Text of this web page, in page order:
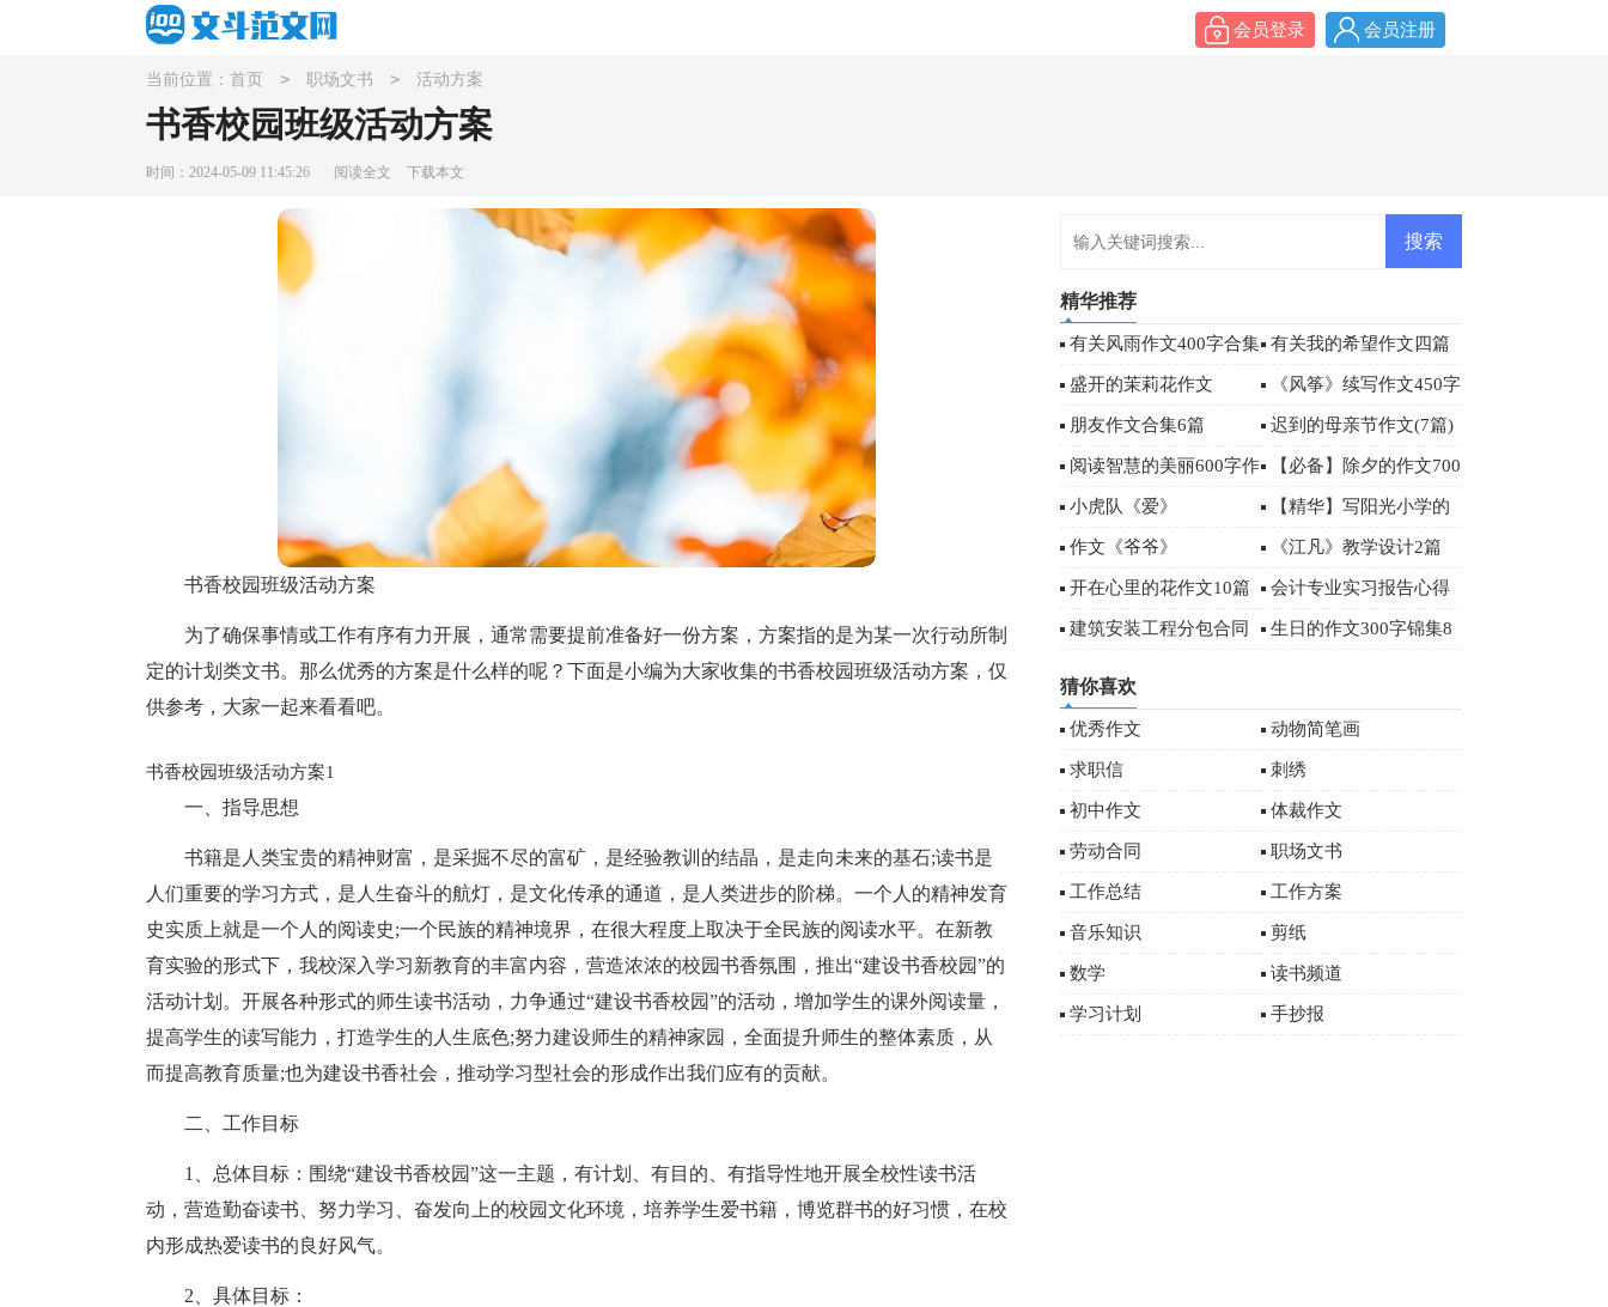
会员登录 会员注册
当前位置： 首页 > 职场文书 > 活动方案
书香校园班级活动方案
时间：2024-05-09 11:45:26 阅读全文 下载本文
书香校园班级活动方案
为了确保事情或工作有序有力开展，通常需要提前准备好一份方案，方案指的是为某一次行动所制
定的计划类文书。那么优秀的方案是什么样的呢？下面是小编为大家收集的书香校园班级活动方案，仅
供参考，大家一起来看看吧。
书香校园班级活动方案1
一、指导思想
书籍是人类宝贵的精神财富，是采掘不尽的富矿，是经验教训的结晶，是走向未来的基石;读书是
人们重要的学习方式，是人生奋斗的航灯，是文化传承的通道，是人类进步的阶梯。一个人的精神发育
史实质上就是一个人的阅读史;一个民族的精神境界，在很大程度上取决于全民族的阅读水平。在新教
育实验的形式下，我校深入学习新教育的丰富内容，营造浓浓的校园书香氛围，推出“建设书香校园”的
活动计划。开展各种形式的师生读书活动，力争通过“建设书香校园”的活动，增加学生的课外阅读量，
提高学生的读写能力，打造学生的人生底色;努力建设师生的精神家园，全面提升师生的整体素质，从
而提高教育质量;也为建设书香社会，推动学习型社会的形成作出我们应有的贡献。
二、工作目标
1、总体目标：围绕“建设书香校园”这一主题，有计划、有目的、有指导性地开展全校性读书活
动，营造勤奋读书、努力学习、奋发向上的校园文化环境，培养学生爱书籍，博览群书的好习惯，在校
内形成热爱读书的良好风气。
2、具体目标：
精华推荐
有关风雨作文400字合集
7篇
有关我的希望作文四篇
盛开的茉莉花作文 《风筝》续写作文450字
朋友作文合集6篇 迟到的母亲节作文(7篇)
阅读智慧的美丽600字作
文
【必备】除夕的作文700
字汇总七篇
小虎队《爱》 【精华】写阳光小学的
作文500字汇总8篇
作文《爷爷》 《江凡》教学设计2篇
开在心里的花作文10篇 会计专业实习报告心得
体会精选
建筑安装工程分包合同 生日的作文300字锦集8
猜你喜欢
优秀作文 动物简笔画
求职信 刺绣
初中作文 体裁作文
劳动合同 职场文书
工作总结 工作方案
音乐知识 剪纸
数学 读书频道
学习计划 手抄报